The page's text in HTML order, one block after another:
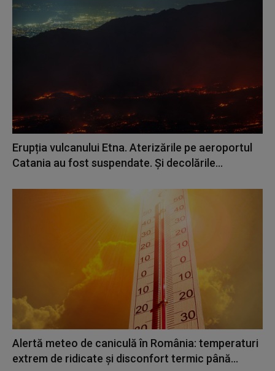
Erupția vulcanului Etna. Aterizările pe aeroportul
Catania au fost suspendate. Și decolările...
Alertă meteo de caniculă în România: temperaturi
extrem de ridicate și disconfort termic până...